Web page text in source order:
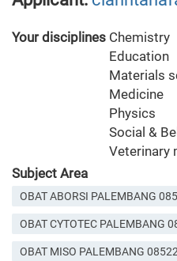
Your disciplines Chemistry
Education
Materials
Medicine
Physics
Social &
Veterinary
Subject Area
OBAT ABORSI PALEMBANG
OBAT CYTOTEC PALEMBANG
OBAT MISO PALEMBANG